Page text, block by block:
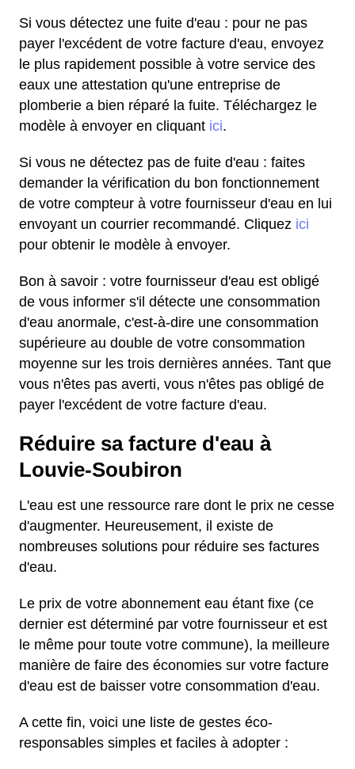
Si vous détectez une fuite d'eau : pour ne pas
payer l'excédent de votre facture d'eau, envoyez
le plus rapidement possible à votre service des
eaux une attestation qu'une entreprise de
plomberie a bien réparé la fuite. Téléchargez le
modèle à envoyer en cliquant ici.
Si vous ne détectez pas de fuite d'eau : faites
demander la vérification du bon fonctionnement
de votre compteur à votre fournisseur d'eau en lui
envoyant un courrier recommandé. Cliquez ici
pour obtenir le modèle à envoyer.
Bon à savoir : votre fournisseur d'eau est obligé
de vous informer s'il détecte une consommation
d'eau anormale, c'est-à-dire une consommation
supérieure au double de votre consommation
moyenne sur les trois dernières années. Tant que
vous n'êtes pas averti, vous n'êtes pas obligé de
payer l'excédent de votre facture d'eau.
Réduire sa facture d'eau à
Louvie-Soubiron
L'eau est une ressource rare dont le prix ne cesse
d'augmenter. Heureusement, il existe de
nombreuses solutions pour réduire ses factures
d'eau.
Le prix de votre abonnement eau étant fixe (ce
dernier est déterminé par votre fournisseur et est
le même pour toute votre commune), la meilleure
manière de faire des économies sur votre facture
d'eau est de baisser votre consommation d'eau.
A cette fin, voici une liste de gestes éco-
responsables simples et faciles à adopter :